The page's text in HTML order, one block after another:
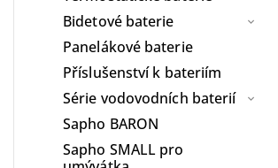
Bidetové baterie
Panelákové baterie
Příslušenství k bateriím
Série vodovodních baterií
Sapho BARON
Sapho SMALL pro